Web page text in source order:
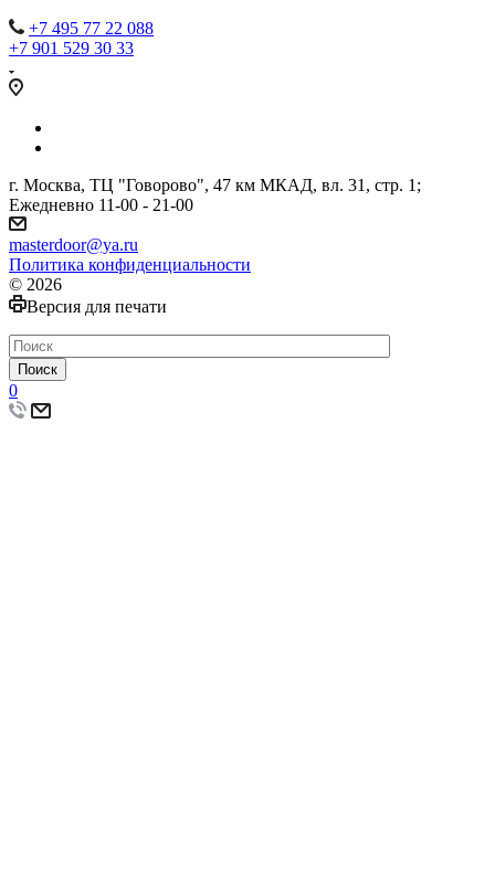
+7 495 77 22 088
+7 901 529 30 33
г. Москва, ТЦ "Говорово", 47 км МКАД, вл. 31, стр. 1;
Ежедневно 11-00 - 21-00
masterdoor@ya.ru
Политика конфиденциальности
© 2026
Версия для печати
Поиск
0